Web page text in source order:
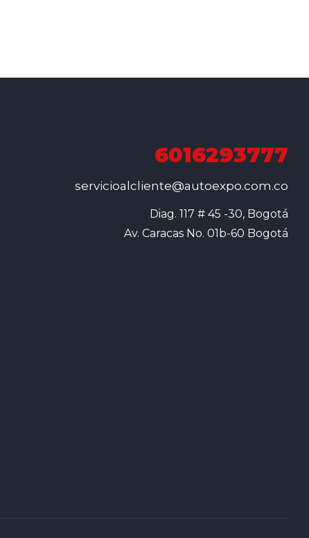
6016293777
servicioalcliente@autoexpo.com.co
Diag. 117 # 45 -30, Bogotá
Av. Caracas No. 01b-60 Bogotá